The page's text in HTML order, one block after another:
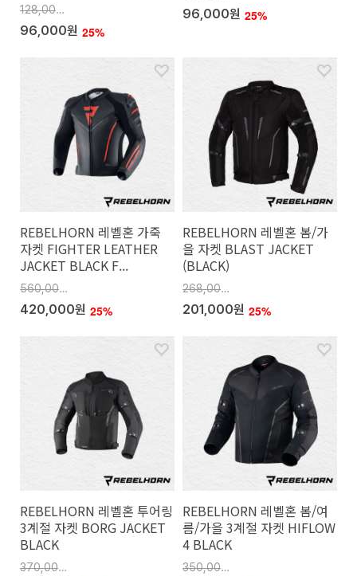
128,000원
96,000원 25%
96,000원 25%
REBELHORN 레벨혼 가죽
자켓 FIGHTER LEATHER
JACKET BLACK F...
560,000원
420,000원 25%
REBELHORN 레벨혼 봄/가
을 자켓 BLAST JACKET
(BLACK)
268,000원
201,000원 25%
REBELHORN 레벨혼 투어링
3계절 자켓 BORG JACKET
BLACK
370,000원
REBELHORN 레벨혼 봄/여
름/가을 3계절 자켓 HIFLOW
4 BLACK
350,000원